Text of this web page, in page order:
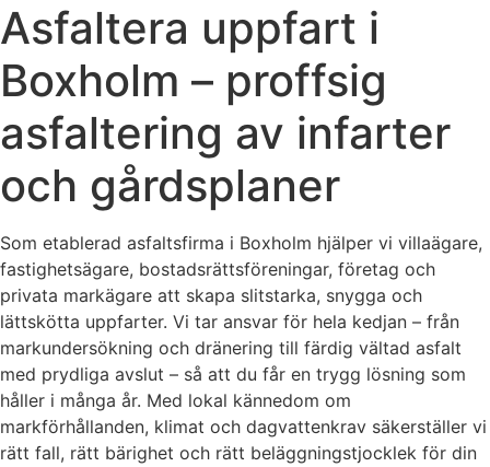
Asfaltera uppfart i
Boxholm – proffsig
asfaltering av infarter
och gårdsplaner
Som etablerad asfaltsfirma i Boxholm hjälper vi villaägare,
fastighetsägare, bostadsrättsföreningar, företag och
privata markägare att skapa slitstarka, snygga och
lättskötta uppfarter. Vi tar ansvar för hela kedjan – från
markundersökning och dränering till färdig vältad asfalt
med prydliga avslut – så att du får en trygg lösning som
håller i många år. Med lokal kännedom om
markförhållanden, klimat och dagvattenkrav säkerställer vi
rätt fall, rätt bärighet och rätt beläggningstjocklek för din